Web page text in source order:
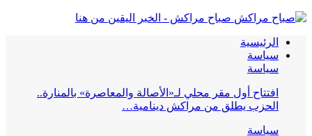
صباح مراكش - الخبر اليقين من هنا
الرئيسية
سياسة
سياسة
افتتاح أول مقر محلي لـ«الأصالة والمعاصرة» بالمنارة..
الحزب يطلق من مراكش دينامية…
سياسة